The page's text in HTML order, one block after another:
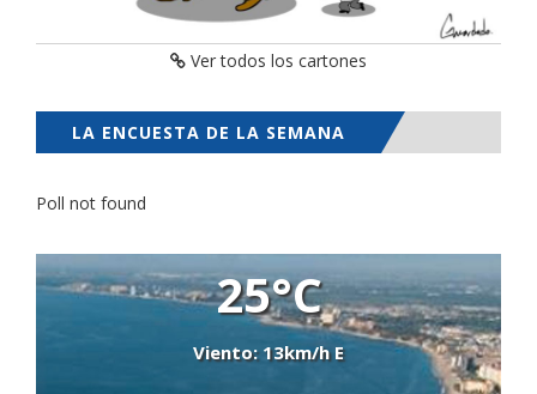
Ver todos los cartones
LA ENCUESTA DE LA SEMANA
Poll not found
25°C
Viento: 13km/h E